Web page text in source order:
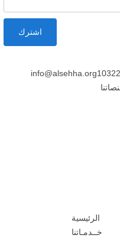
اشترك
info@alsehha.org
الرئيسية
خــدمـاتنا